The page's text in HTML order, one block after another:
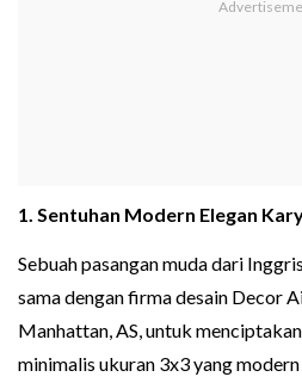
1. Sentuhan Modern Elegan
Sebuah pasangan muda dari
sama dengan firma desain Decor
Manhattan, AS, untuk
minimalis ukuran 3x3 yang modern